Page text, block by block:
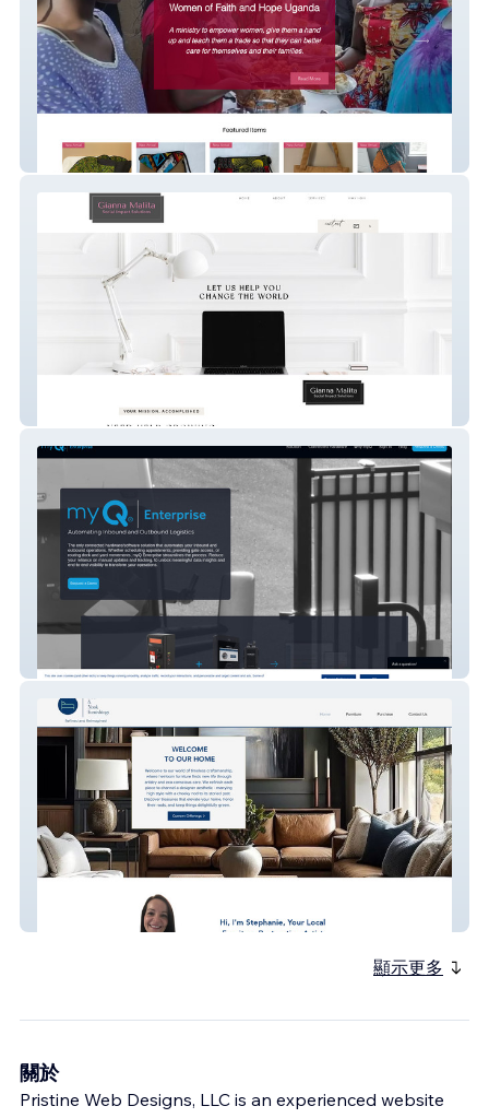
Women of Faith and Hope Uganda
Gianna Malita
myQ Enterprise
Nest&NookFurnishings
顯示更多
關於
Pristine Web Designs, LLC is an experienced website